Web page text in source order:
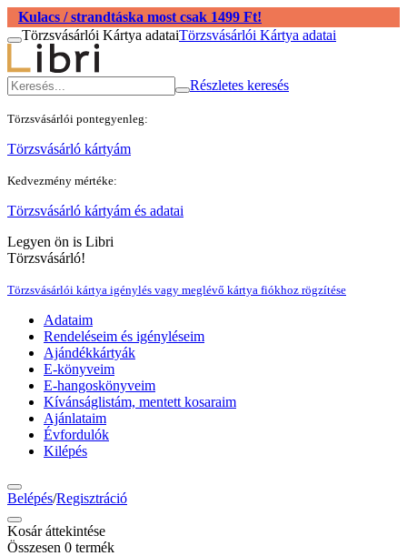
Kulacs / strandtáska most csak 1499 Ft!
Törzsvásárlói Kártya adataiTörzsvásárlói Kártya adatai
Részletes keresés
Törzsvásárlói pontegyenleg:
Törzsvásárló kártyám
Kedvezmény mértéke:
Törzsvásárló kártyám és adatai
Legyen ön is Libri
Törzsvásárló!
Törzsvásárlói kártya igénylés vagy meglévő kártya fiókhoz rögzítése
Adataim
Rendeléseim és igényléseim
Ajándékkártyák
E-könyveim
E-hangoskönyveim
Kívánságlistám, mentett kosaraim
Ajánlataim
Évfordulók
Kilépés
Belépés/Regisztráció
Kosár áttekintése
Összesen 0 termék